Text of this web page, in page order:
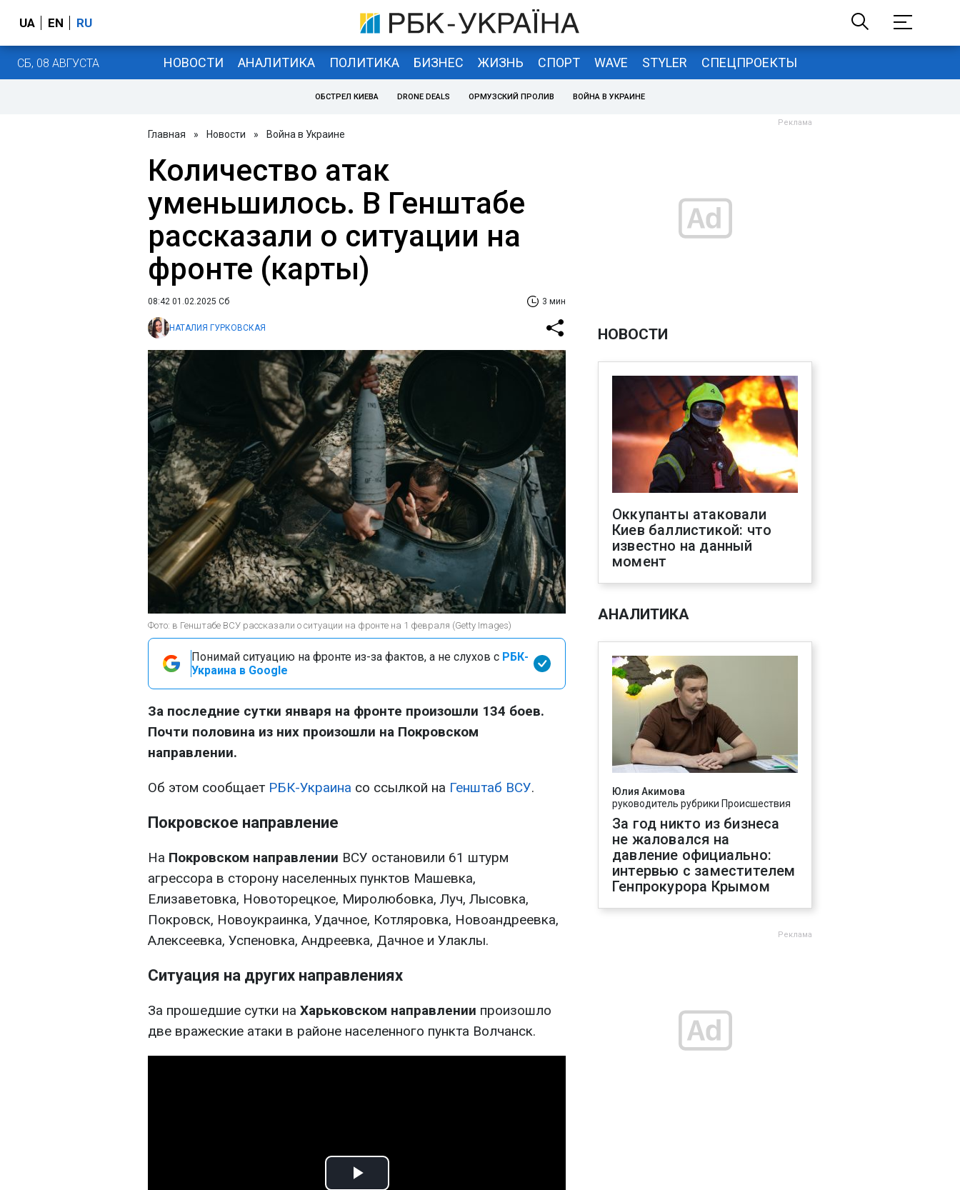
UA EN RU
СБ, 08 АВГУСТА НОВОСТИ АНАЛИТИКА ПОЛИТИКА БИЗНЕС ЖИЗНЬ СПОРТ WAVE STYLER СПЕЦПРОЕКТЫ
ОБСТРЕЛ КИЕВА DRONE DEALS ОРМУЗСКИЙ ПРОЛИВ ВОЙНА В УКРАИНЕ
Главная » Новости » Война в Украине
Количество атак
уменьшилось. В Генштабе
рассказали о ситуации на
фронте (карты)
08:42 01.02.2025 Сб 3 мин
НАТАЛИЯ ГУРКОВСКАЯ
Фото: в Генштабе ВСУ рассказали о ситуации на фронте на 1 февраля (Getty Images)
Понимай ситуацию на фронте из-за фактов, а не слухов с РБК-
Украина в Google
За последние сутки января на фронте произошли 134 боев.
Почти половина из них произошли на Покровском
направлении.
Об этом сообщает РБК-Украина со ссылкой на Генштаб ВСУ.
Покровское направление
На Покровском направлении ВСУ остановили 61 штурм
агрессора в сторону населенных пунктов Машевка,
Елизаветовка, Новоторецкое, Миролюбовка, Луч, Лысовка,
Покровск, Новоукраинка, Удачное, Котляровка, Новоандреевка,
Алексеевка, Успеновка, Андреевка, Дачное и Улаклы.
Ситуация на других направлениях
За прошедшие сутки на Харьковском направлении произошло
две вражеские атаки в районе населенного пункта Волчанск.
НОВОСТИ
Оккупанты атаковали
Киев баллистикой: что
известно на данный
момент
АНАЛИТИКА
Юлия Акимова
руководитель рубрики Происшествия
За год никто из бизнеса
не жаловался на
давление официально:
интервью с заместителем
Генпрокурора Крымом